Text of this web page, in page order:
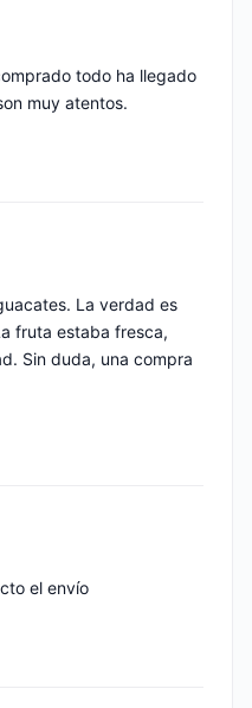
todo ha llegado
muy atentos.
La verdad es
fruta estaba fresca,
Sin duda, una compra
el envío